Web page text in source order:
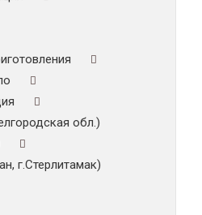
обл.)
г.Стерлитамак)